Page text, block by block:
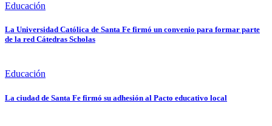
Educación
La Universidad Católica de Santa Fe firmó un convenio para formar parte
de la red Cátedras Scholas
Educación
La ciudad de Santa Fe firmó su adhesión al Pacto educativo local